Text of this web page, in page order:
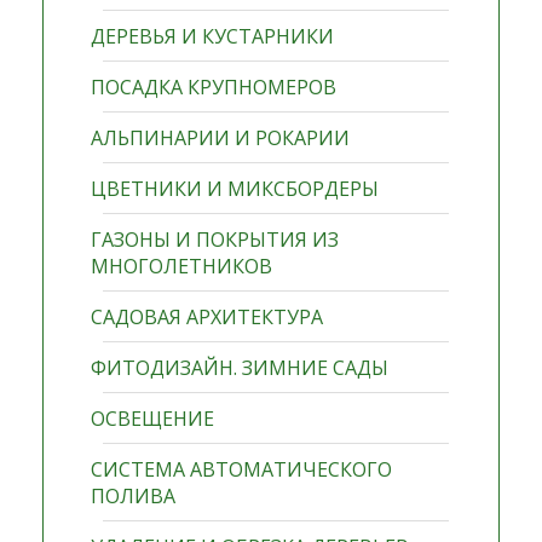
ДЕРЕВЬЯ И КУСТАРНИКИ
ПОСАДКА КРУПНОМЕРОВ
АЛЬПИНАРИИ И РОКАРИИ
ЦВЕТНИКИ И МИКСБОРДЕРЫ
ГАЗОНЫ И ПОКРЫТИЯ ИЗ
МНОГОЛЕТНИКОВ
САДОВАЯ АРХИТЕКТУРА
ФИТОДИЗАЙН. ЗИМНИЕ САДЫ
ОСВЕЩЕНИЕ
СИСТЕМА АВТОМАТИЧЕСКОГО
ПОЛИВА